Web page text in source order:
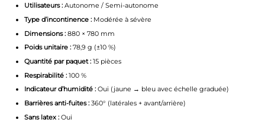
Utilisateurs :Autonome / Semi-autonome
Type d’incontinence :Modérée à sévère
Dimensions :880 × 780 mm
Poids unitaire :78,9 g (±10 %)
Quantité par paquet :15 pièces
Respirabilité :100 %
Indicateur d’humidité :Oui (jaune → bleu avec échelle graduée)
Barrières anti-fuites :360° (latérales + avant/arrière)
Sans latex :Oui